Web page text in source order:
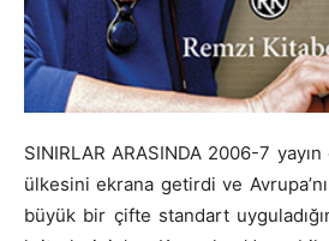
SINIRLAR ARASINDA 2006-7
ülkesini ekrana getirdi ve
büyük bir çifte standart